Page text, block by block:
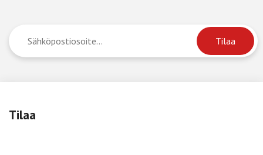
Tilaa